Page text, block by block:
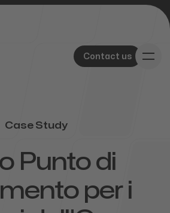
Contact us
Contact us
Case Study
Punto di
per i